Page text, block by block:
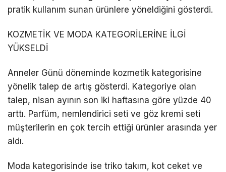
pratik kullanım sunan ürünlere yöneldiğini gösterdi.
KOZMETİK VE MODA KATEGORİLERİNE İLGİ
YÜKSELDİ
Anneler Günü döneminde kozmetik kategorisine
yönelik talep de artış gösterdi. Kategoriye olan
talep, nisan ayının son iki haftasına göre yüzde 40
arttı. Parfüm, nemlendirici seti ve göz kremi seti
müşterilerin en çok tercih ettiği ürünler arasında yer
aldı.
Moda kategorisinde ise triko takım, kot ceket ve